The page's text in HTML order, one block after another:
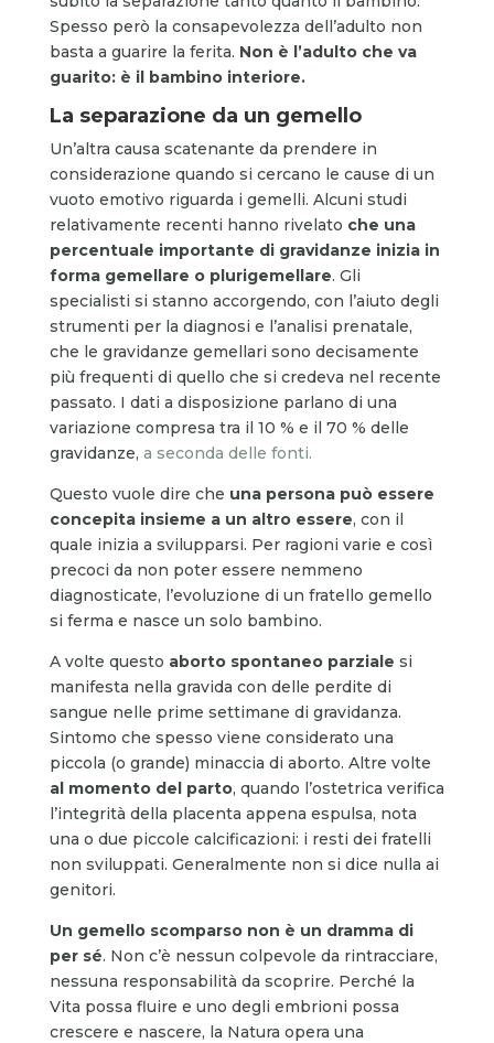
Spesso però la consapevolezza dell’adulto non
basta a guarire la ferita. Non è l’adulto che va
guarito: è il bambino interiore.
La separazione da un gemello
Un’altra causa scatenante da prendere in
considerazione quando si cercano le cause di un
vuoto emotivo riguarda i gemelli. Alcuni studi
relativamente recenti hanno rivelato che una
percentuale importante di gravidanze inizia in
forma gemellare o plurigemellare. Gli
specialisti si stanno accorgendo, con l’aiuto degli
strumenti per la diagnosi e l’analisi prenatale,
che le gravidanze gemellari sono decisamente
più frequenti di quello che si credeva nel recente
passato. I dati a disposizione parlano di una
variazione compresa tra il 10 % e il 70 % delle
gravidanze, a seconda delle fonti.
Questo vuole dire che una persona può essere
concepita insieme a un altro essere, con il
quale inizia a svilupparsi. Per ragioni varie e così
precoci da non poter essere nemmeno
diagnosticate, l’evoluzione di un fratello gemello
si ferma e nasce un solo bambino.
A volte questo aborto spontaneo parziale si
manifesta nella gravida con delle perdite di
sangue nelle prime settimane di gravidanza.
Sintomo che spesso viene considerato una
piccola (o grande) minaccia di aborto. Altre volte
al momento del parto, quando l’ostetrica verifica
l’integrità della placenta appena espulsa, nota
una o due piccole calcificazioni: i resti dei fratelli
non sviluppati. Generalmente non si dice nulla ai
genitori.
Un gemello scomparso non è un dramma di
per sé. Non c’è nessun colpevole da rintracciare,
nessuna responsabilità da scoprire. Perché la
Vita possa fluire e uno degli embrioni possa
crescere e nascere, la Natura opera una